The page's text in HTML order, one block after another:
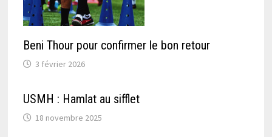
Beni Thour pour confirmer le bon retour
3 février 2026
USMH : Hamlat au sifflet
18 novembre 2025